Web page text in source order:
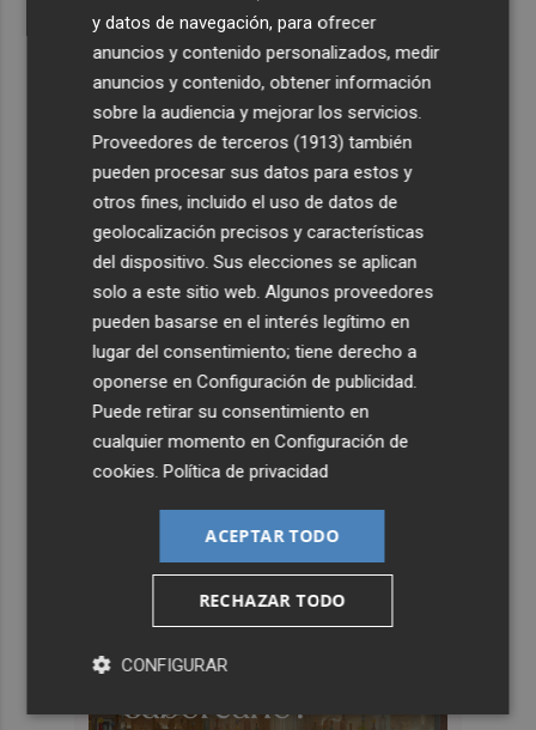
y datos de navegación, para ofrecer
anuncios y contenido personalizados, medir
anuncios y contenido, obtener información
sobre la audiencia y mejorar los servicios.
Proveedores de terceros (1913) también
pueden procesar sus datos para estos y
otros fines, incluido el uso de datos de
geolocalización precisos y características
del dispositivo. Sus elecciones se aplican
solo a este sitio web. Algunos proveedores
pueden basarse en el interés legítimo en
lugar del consentimiento; tiene derecho a
oponerse enConfiguración de publicidad
Puede retirar su consentimiento en
cualquier momento enConfiguración de
cookies .Política de privacidad
ACEPTAR TODO
RECHAZAR TODO
CONFIGURAR